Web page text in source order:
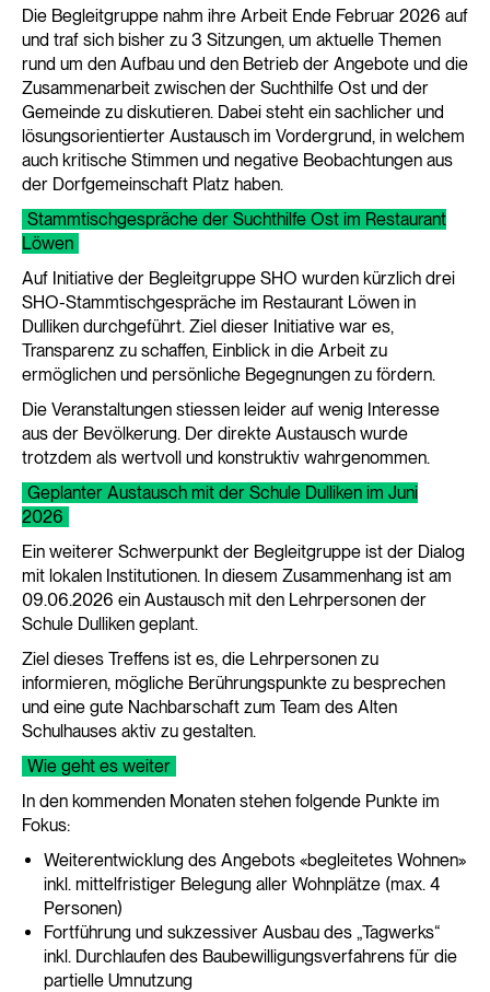
Die Begleitgruppe nahm ihre Arbeit Ende Februar 2026 auf
und traf sich bisher zu 3 Sitzungen, um aktuelle Themen
rund um den Aufbau und den Betrieb der Angebote und die
Zusammenarbeit zwischen der Suchthilfe Ost und der
Gemeinde zu diskutieren. Dabei steht ein sachlicher und
lösungsorientierter Austausch im Vordergrund, in welchem
auch kritische Stimmen und negative Beobachtungen aus
der Dorfgemeinschaft Platz haben.
Stammtischgespräche der Suchthilfe Ost im Restaurant
Löwen
Auf Initiative der Begleitgruppe SHO wurden kürzlich drei
SHO-Stammtischgespräche im Restaurant Löwen in
Dulliken durchgeführt. Ziel dieser Initiative war es,
Transparenz zu schaffen, Einblick in die Arbeit zu
ermöglichen und persönliche Begegnungen zu fördern.
Die Veranstaltungen stiessen leider auf wenig Interesse
aus der Bevölkerung. Der direkte Austausch wurde
trotzdem als wertvoll und konstruktiv wahrgenommen.
Geplanter Austausch mit der Schule Dulliken im Juni
2026
Ein weiterer Schwerpunkt der Begleitgruppe ist der Dialog
mit lokalen Institutionen. In diesem Zusammenhang ist am
09.06.2026 ein Austausch mit den Lehrpersonen der
Schule Dulliken geplant.
Ziel dieses Treffens ist es, die Lehrpersonen zu
informieren, mögliche Berührungspunkte zu besprechen
und eine gute Nachbarschaft zum Team des Alten
Schulhauses aktiv zu gestalten.
Wie geht es weiter
In den kommenden Monaten stehen folgende Punkte im
Fokus:
Weiterentwicklung des Angebots «begleitetes Wohnen»
inkl. mittelfristiger Belegung aller Wohnplätze (max. 4
Personen)
Fortführung und sukzessiver Ausbau des „Tagwerks“
inkl. Durchlaufen des Baubewilligungsverfahrens für die
partielle Umnutzung